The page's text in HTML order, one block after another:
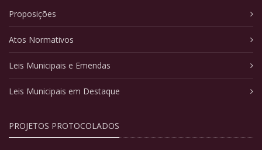
Proposições
Atos Normativos
Leis Municipais e Emendas
Leis Municipais em Destaque
PROJETOS PROTOCOLADOS